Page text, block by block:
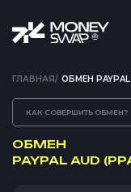
ГЛАВНАЯ/ ОБМЕН PAYPAL
КАК СОВЕРШИТЬ ОБМЕН?
ОБМЕН
PAYPAL AUD